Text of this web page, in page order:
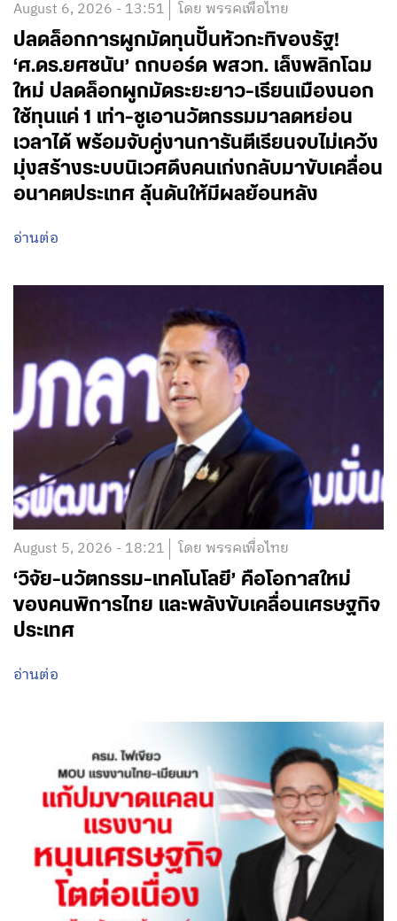
August 6, 2026 - 13:51 โดย พรรคเพื่อไทย
ปลดล็อกการผูกมัดทุนปั้นหัวกะทิของรัฐ!
‘ศ.ดร.ยศชนัน’ ถกบอร์ด พสวท. เล็งพลิกโฉม
ใหม่ ปลดล็อกผูกมัดระยะยาว-เรียนเมืองนอก
ใช้ทุนแค่ 1 เท่า-ชูเอานวัตกรรมมาลดหย่อน
เวลาได้ พร้อมจับคู่งานการันตีเรียนจบไม่เคว้ง
มุ่งสร้างระบบนิเวศดึงคนเก่งกลับมาขับเคลื่อน
อนาคตประเทศ ลุ้นดันให้มีผลย้อนหลัง
อ่านต่อ
August 5, 2026 - 18:21 โดย พรรคเพื่อไทย
‘วิจัย-นวัตกรรม-เทคโนโลยี’ คือโอกาสใหม่
ของคนพิการไทย และพลังขับเคลื่อนเศรษฐกิจ
ประเทศ
อ่านต่อ